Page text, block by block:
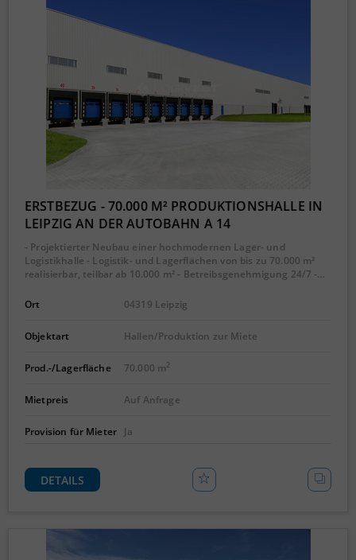
ERSTBEZUG - 70.000 M² PRODUKTIONSHALLE IN
LEIPZIG AN DER AUTOBAHN A 14
- Projektierter Neubau einer hochmodernen Lager- und
Logistikhalle - Logistik- und Lagerflächen von bis zu 70.000 m²
realisierbar, teilbar ab 10.000 m² - Betreibsgenehmigung 24/7 -…
Ort 04319 Leipzig
Objektart Hallen/Produktion zur Miete
Prod.-/Lagerfläche 70.000 m2
Mietpreis Auf Anfrage
Provision für Mieter Ja
DETAILS